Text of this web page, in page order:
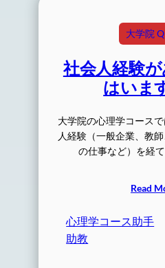
大学院
社会人経験
はいま
大学院の心理学コース
人経験（一般企業、教
の仕事など）を経
Read
心理学コース助手
助教